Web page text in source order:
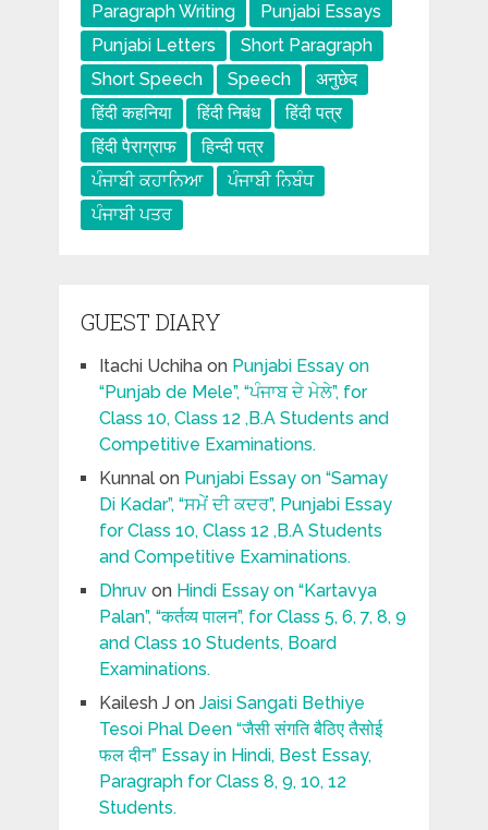
Paragraph Writing
Punjabi Essays
Punjabi Letters
Short Paragraph
Short Speech
Speech
अनुछेद
हिंदी कहनिया
हिंदी निबंध
हिंदी पत्र
हिंदी पैराग्राफ
हिन्दी पत्र
ਪੰਜਾਬੀ ਕਹਾਨਿਆ
ਪੰਜਾਬੀ ਨਿਬੰਧ
ਪੰਜਾਬੀ ਪਤਰ
GUEST DIARY
Itachi Uchihaon Punjabi Essay on
“Punjab de Mele”, “ਪੰਜਾਬ ਦੇ ਮੇਲੇ”, for
Class 10, Class 12 ,B.A Students and
Competitive Examinations.
Kunnalon Punjabi Essay on “Samay
Di Kadar”, “ਸਮੇਂ ਦੀ ਕਦਰ”, Punjabi Essay
for Class 10, Class 12 ,B.A Students
and Competitive Examinations.
Dhruvon Hindi Essay on “Kartavya
Palan”, “कर्तव्य पालन”, for Class 5, 6, 7, 8, 9
and Class 10 Students, Board
Examinations.
Kailesh Jon Jaisi Sangati Bethiye
Tesoi Phal Deen “जैसी संगति बैठिए तैसोई
फल दीन” Essay in Hindi, Best Essay,
Paragraph for Class 8, 9, 10, 12
Students.